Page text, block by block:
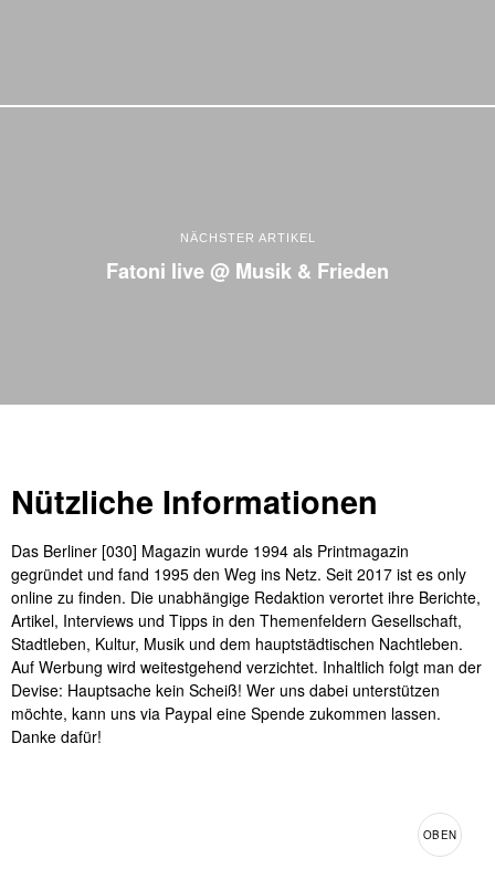
NÄCHSTER ARTIKEL
Fatoni live @ Musik & Frieden
Nützliche Informationen
Das Berliner [030] Magazin wurde 1994 als Printmagazin
gegründet und fand 1995 den Weg ins Netz. Seit 2017 ist es only
online zu finden. Die unabhängige Redaktion verortet ihre Berichte,
Artikel, Interviews und Tipps in den Themenfeldern Gesellschaft,
Stadtleben, Kultur, Musik und dem hauptstädtischen Nachtleben.
Auf Werbung wird weitestgehend verzichtet. Inhaltlich folgt man der
Devise: Hauptsache kein Scheiß! Wer uns dabei unterstützen
möchte, kann uns via Paypal eine Spende zukommen lassen.
Danke dafür!
OBEN